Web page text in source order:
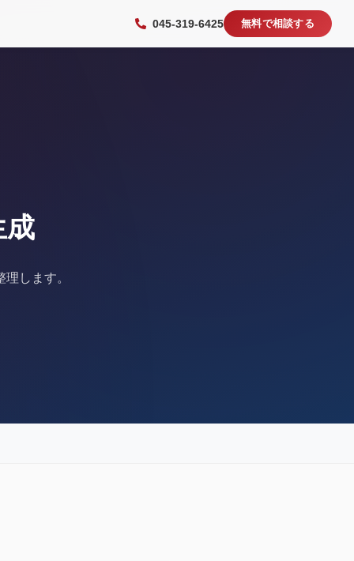
045-319-6425 無料で相談する
成
します。